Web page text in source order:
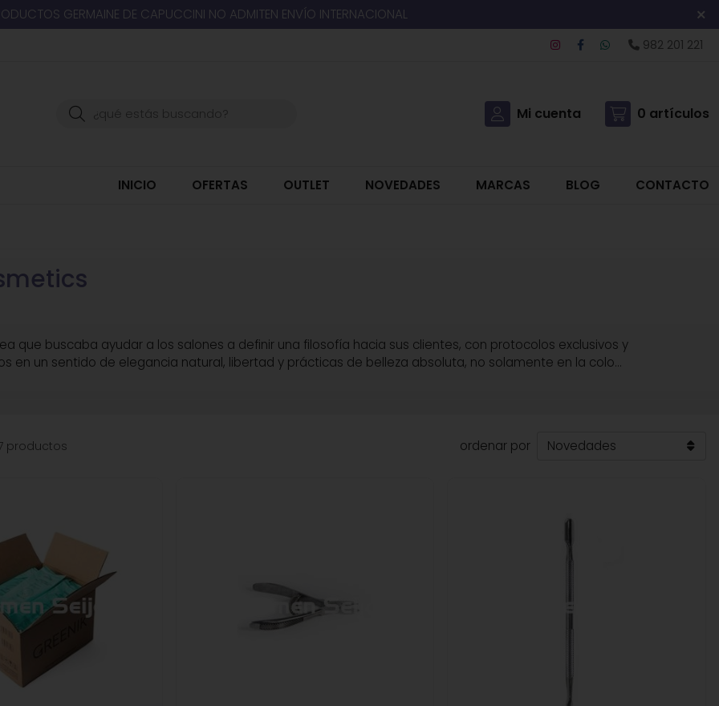
GERMAINE DE CAPUCCINI NO ADMITEN ENVÍO INTERNACIONAL
982 201 221
Buscar Mi cuenta 0 artículos
INICIO OFERTAS OUTLET NOVEDADES MARCAS BLOG CONTACTO
que buscaba ayudar a los salones a definir una filosofía hacia sus clientes, con protocolos exclusivos y
en un sentido de elegancia natural, libertad y prácticas de belleza absoluta, no solamente en la colo...
productos ordenar por